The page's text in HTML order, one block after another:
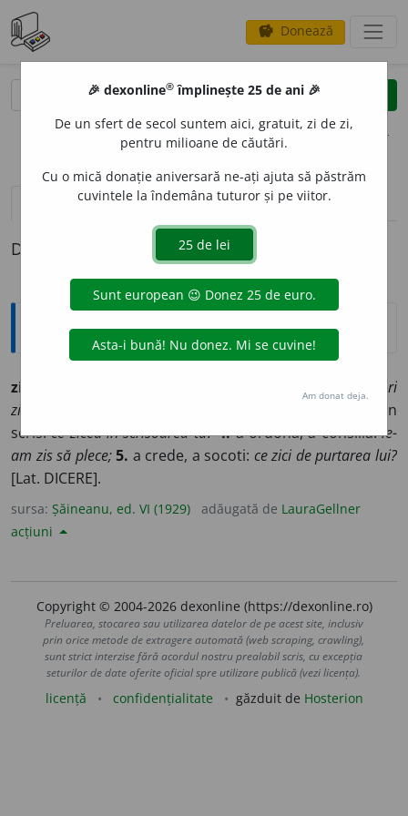
savings Donează
clear
opțiuni
definiții (1) pronunțievolume_up (50)
Definiția cu ID-ul 814727:
Explicative DEX
zice
doine cari
zic de dor
a exprima prin
scris:ce zicea în scrisoarea ta? 4.a ordona, a consilia:le-
am zis să plece; 5. a crede, a socoti: ce zici de purtarea lui?
[Lat. DICERE].
sursa: Șăineanu, ed. VI (1929) adăugată de LauraGellner
acțiuni
Copyright © 2004-2026 dexonline (https://dexonline.ro)
Preluarea, stocarea sau utilizarea datelor de pe acest site, inclusiv
prin orice metode de extragere automată (web scraping, crawling),
sunt strict interzise fără acordul nostru prealabil scris, cu excepția
seturilor de date oferite oficial spre utilizare publică (vezi licența).
licență confidențialitate găzduit de Hosterion
🎉 dexonline® împlinește 25 de ani 🎉
De un sfert de secol suntem aici, gratuit, zi de zi,
pentru milioane de căutări.
Cu o mică donație aniversară ne-ați ajuta să păstrăm
cuvintele la îndemâna tuturor și pe viitor.
Am donat deja.